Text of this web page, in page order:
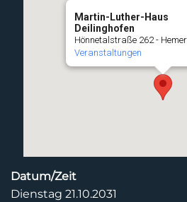
Martin-Luther-Haus
Deilinghofen
Hönnetalstraße 262 - Hemer
Veranstaltungen
Datum/Zeit
Dienstag 21.10.2031